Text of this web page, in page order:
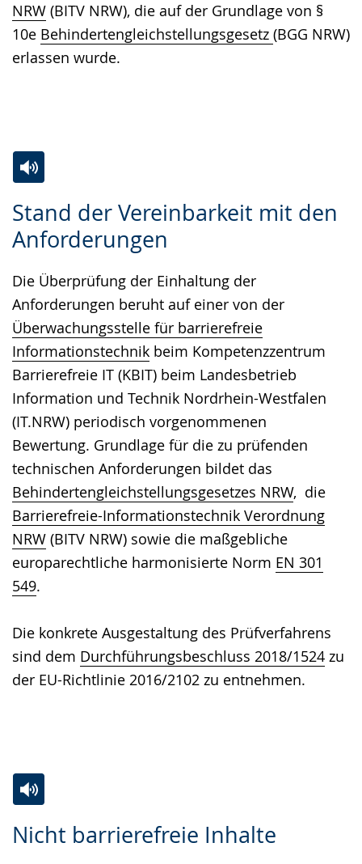
NRW (BITV NRW), die auf der Grundlage von §
10e Behindertengleichstellungsgesetz (BGG NRW)
erlassen wurde.
Stand der Vereinbarkeit mit den
Anforderungen
Die Überprüfung der Einhaltung der
Anforderungen beruht auf einer von der
Überwachungsstelle für barrierefreie
Informationstechnik beim Kompetenzzentrum
Barrierefreie IT (KBIT) beim Landesbetrieb
Information und Technik Nordrhein-Westfalen
(IT.NRW) periodisch vorgenommenen
Bewertung. Grundlage für die zu prüfenden
technischen Anforderungen bildet das
Behindertengleichstellungsgesetzes NRW, die
Barrierefreie-Informationstechnik Verordnung
NRW (BITV NRW) sowie die maßgebliche
europarechtliche harmonisierte Norm EN 301
549.
Die konkrete Ausgestaltung des Prüfverfahrens
sind dem Durchführungsbeschluss 2018/1524 zu
der EU-Richtlinie 2016/2102 zu entnehmen.
Leichten
Sprache
Audio-
Unterstützung.
Video
in
Gebärdensprache
wird
angezeigt.
Nicht barrierefreie Inhalte
Leichten
Audio-
Video